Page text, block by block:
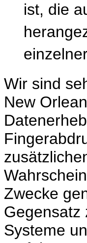
ist, die
Wir sind
New
Zwecke
Gegensatz
Systeme